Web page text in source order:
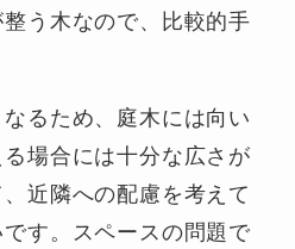
う木なので、比較的手
るため、庭木には向い
場合には十分な広さが
近隣への配慮を考えて
す。スペースの問題で